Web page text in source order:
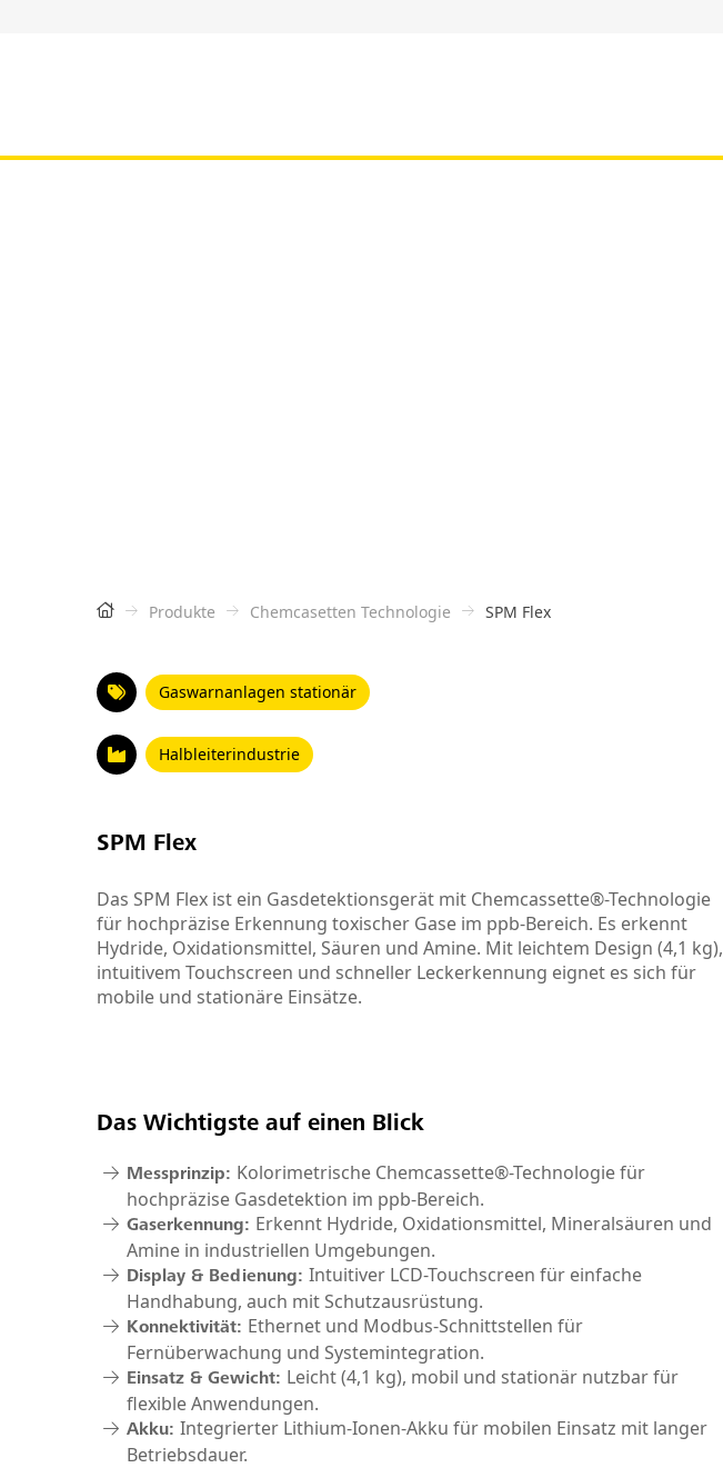
Produkte Chemcasetten Technologie SPM Flex
Gaswarnanlagen stationär
Halbleiterindustrie
SPM Flex
Das SPM Flex ist ein Gasdetektionsgerät mit Chemcassette®-Technologie
für hochpräzise Erkennung toxischer Gase im ppb-Bereich. Es erkennt
Hydride, Oxidationsmittel, Säuren und Amine. Mit leichtem Design (4,1 kg),
intuitivem Touchscreen und schneller Leckerkennung eignet es sich für
mobile und stationäre Einsätze.
Das Wichtigste auf einen Blick
Messprinzip: Kolorimetrische Chemcassette®-Technologie für
hochpräzise Gasdetektion im ppb-Bereich.
Gaserkennung: Erkennt Hydride, Oxidationsmittel, Mineralsäuren und
Amine in industriellen Umgebungen.
Display & Bedienung: Intuitiver LCD-Touchscreen für einfache
Handhabung, auch mit Schutzausrüstung.
Konnektivität: Ethernet und Modbus-Schnittstellen für
Fernüberwachung und Systemintegration.
Einsatz & Gewicht: Leicht (4,1 kg), mobil und stationär nutzbar für
flexible Anwendungen.
Akku: Integrierter Lithium-Ionen-Akku für mobilen Einsatz mit langer
Betriebsdauer.